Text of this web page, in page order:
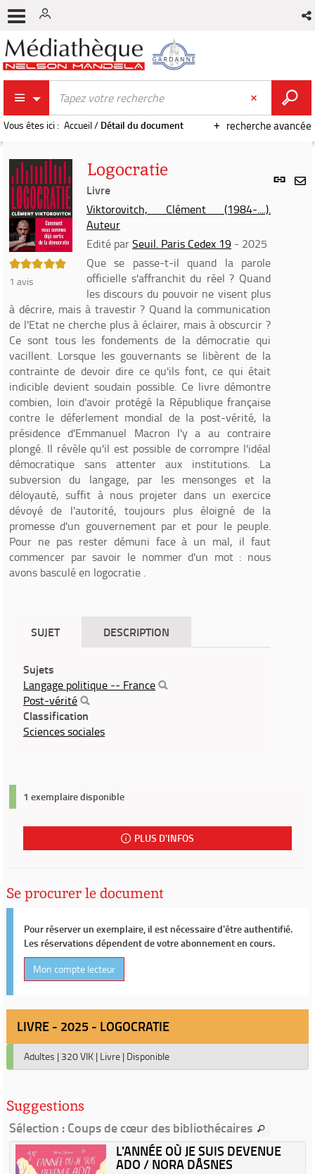
recherche avancée
Vous êtes ici : Accueil/ Détail du document
Lien
5/5
1 avis
Logocratie
Livre
Viktorovitch, Clément (1984-....).
Auteur
Edité parSeuil. Paris Cedex 19 - 2025
Que se passe-t-il quand la parole
officielle s'affranchit du réel ? Quand
les discours du pouvoir ne visent plus
à décrire, mais à travestir ? Quand la communication
de l'Etat ne cherche plus à éclairer, mais à obscurcir ?
Ce sont tous les fondements de la démocratie qui
vacillent. Lorsque les gouvernants se libèrent de la
contrainte de devoir dire ce qu'ils font, ce qui était
indicible devient soudain possible. Ce livre démontre
combien, loin d'avoir protégé la République française
contre le déferlement mondial de la post-vérité, la
présidence d'Emmanuel Macron l'y a au contraire
plongé. Il révèle qu'il est possible de corrompre l'idéal
démocratique sans attenter aux institutions. La
subversion du langage, par les mensonges et la
déloyauté, suffit à nous projeter dans un exercice
dévoyé de l'autorité, toujours plus éloigné de la
promesse d'un gouvernement par et pour le peuple.
Pour ne pas rester démuni face à un mal, il faut
commencer par savoir le nommer d'un mot : nous
avons basculé en logocratie .
SUJET DESCRIPTION
Sujets
Langage politique -- France
Post-vérité
Classification
Sciences sociales
1 exemplaire disponible
PLUS D'INFOS
Se procurer le document
Pour réserver un exemplaire, il est nécessaire d'être authentifié.
Les réservations dépendent de votre abonnement en cours.
Mon compte lecteur
LIVRE - 2025 - LOGOCRATIE
Adultes | 320 VIK | Livre | Disponible
Suggestions
Sélection : Coups de cœur des bibliothécaires
L'ANNÉE OÙ JE SUIS DEVENUE
ADO / NORA DÅSNES